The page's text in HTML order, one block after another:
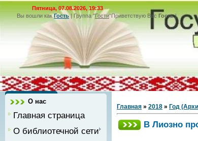
Пятница, 07.08.2026, 19:33
Вы вошли как Гость|Группа"Гости"Приветствую Вас Гость|
О нас
Главная страница
О библиотечной сети
Главная » 2018 » Год
В Лиозно